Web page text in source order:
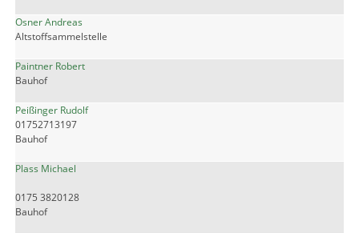
Osner Andreas
Altstoffsammelstelle
Paintner Robert
Bauhof
Peißinger Rudolf
01752713197
Bauhof
Plass Michael
0175 3820128
Bauhof